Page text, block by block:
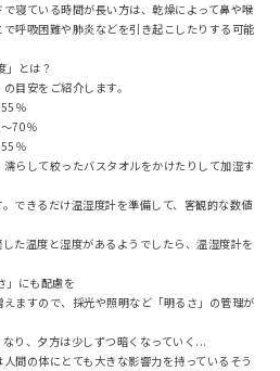
寝ている時間が長い方は、乾燥によって鼻や喉
呼吸困難や肺炎などを引き起こしたりする可能
とは？
目安をご紹介します。
％
70％
％
らして絞ったバスタオルをかけたりして加湿す
できるだけ温湿度計を準備して、客観的な数値
た温度と湿度があるようでしたら、温湿度計を
」にも配慮を
ますので、採光や照明など「明るさ」の管理が
り、夕方は少しずつ暗くなっていく...
間の体にとても大きな影響力を持っているそう